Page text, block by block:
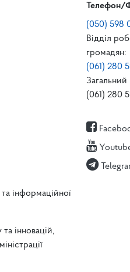
Телефон/
(050) 598
Відділ
громадян:
(061) 280
Загальний
(061) 280
інформаційної
інновацій,